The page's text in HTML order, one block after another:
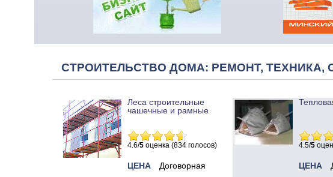
СТРОИТЕЛЬСТВО ДОМА: РЕМОНТ,
Леса строительные
чашечные и рамные
4.6/5 оценка (834 голосов)
ЦЕНА Договорная
4.5/5
ЦЕНА